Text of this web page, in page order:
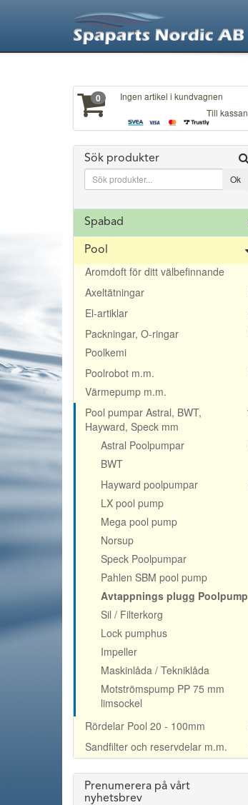
0
Ingen artikel i kundvagnen
Till kassan
Sök produkter
Spabad
Pool
Aromdoft för ditt välbefinnande
Axeltätningar
El-artiklar
Packningar, O-ringar
Poolkemi
Poolrobot m.m.
Värmepump m.m.
Pool pumpar Astral, BWT,
Hayward, Speck mm
Astral Poolpumpar
BWT
Hayward poolpumpar
LX pool pump
Mega pool pump
Norsup
Speck Poolpumpar
Pahlen SBM pool pump
Avtappnings plugg Poolpump
Sil / Filterkorg
Lock pumphus
Impeller
Maskinlåda / Tekniklåda
Motströmspump PP 75 mm
limsockel
Rördelar Pool 20 - 100mm
Sandfilter och reservdelar m.m.
Prenumerera på vårt
nyhetsbrev